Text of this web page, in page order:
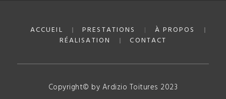
ACCUEIL PRESTATIONS
À PROPOS
RÉALISATION
CONTACT
Copyright© by Ardizio Toitures 2023